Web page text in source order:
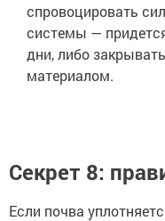
спровоцировать
системы —
дни, либо
материалом.
Секрет 8:
Если почва